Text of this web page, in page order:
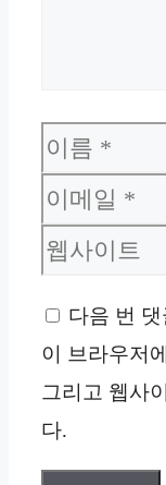
이
름
이
메
일
웹
사
이
트
다음 번
이 브라우저
그리고 웹사
다.